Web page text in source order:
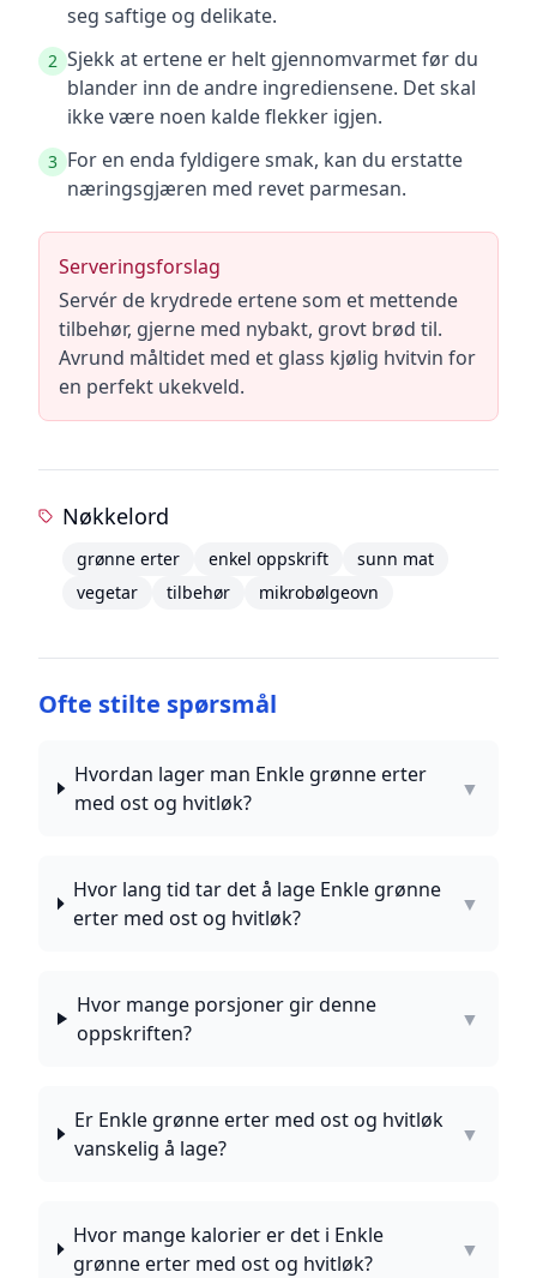
seg saftige og delikate.
2 Sjekk at ertene er helt gjennomvarmet før du
blander inn de andre ingrediensene. Det skal
ikke være noen kalde flekker igjen.
3 For en enda fyldigere smak, kan du erstatte
næringsgjæren med revet parmesan.
Serveringsforslag
Servér de krydrede ertene som et mettende
tilbehør, gjerne med nybakt, grovt brød til.
Avrund måltidet med et glass kjølig hvitvin for
en perfekt ukekveld.
Nøkkelord
grønne erter enkel oppskrift
sunn mat
vegetar
tilbehør mikrobølgeovn
Ofte stilte spørsmål
Hvordan lager man Enkle grønne erter
med ost og hvitløk?
▼
Hvor lang tid tar det å lage Enkle grønne
erter med ost og hvitløk?
▼
Hvor mange porsjoner gir denne
oppskriften?
▼
Er Enkle grønne erter med ost og hvitløk
vanskelig å lage?
▼
Hvor mange kalorier er det i Enkle
grønne erter med ost og hvitløk?
▼